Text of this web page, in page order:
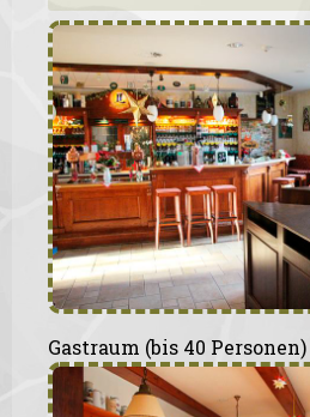
Gastraum (bis 40 Personen)